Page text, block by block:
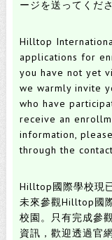
ージを送ってくださ
Hilltop
applications for
you have not yet
we warmly invite
who have
receive an
information,
through the
Hilltop國際學校現
未來參觀Hilltop國
校園。 只有完成參
資訊，歡迎透過官